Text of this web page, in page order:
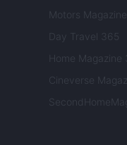
Motors
Day Travel 365
Home Magazine
Cineverse